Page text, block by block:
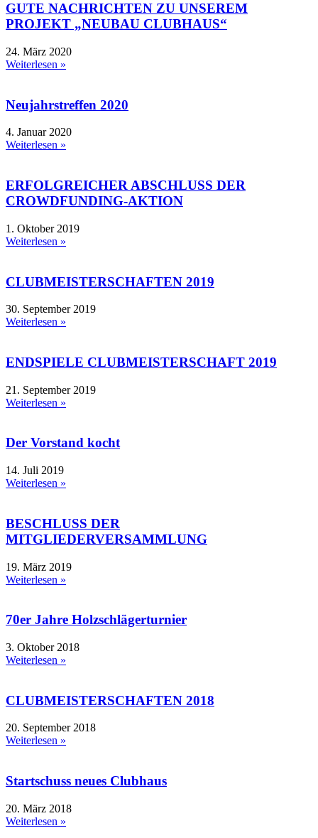
GUTE NACHRICHTEN ZU UNSEREM
PROJEKT „NEUBAU CLUBHAUS“
24. März 2020
Weiterlesen »
Neujahrstreffen 2020
4. Januar 2020
Weiterlesen »
ERFOLGREICHER ABSCHLUSS DER
CROWDFUNDING-AKTION
1. Oktober 2019
Weiterlesen »
CLUBMEISTERSCHAFTEN 2019
30. September 2019
Weiterlesen »
ENDSPIELE CLUBMEISTERSCHAFT 2019
21. September 2019
Weiterlesen »
Der Vorstand kocht
14. Juli 2019
Weiterlesen »
BESCHLUSS DER
MITGLIEDERVERSAMMLUNG
19. März 2019
Weiterlesen »
70er Jahre Holzschlägerturnier
3. Oktober 2018
Weiterlesen »
CLUBMEISTERSCHAFTEN 2018
20. September 2018
Weiterlesen »
Startschuss neues Clubhaus
20. März 2018
Weiterlesen »